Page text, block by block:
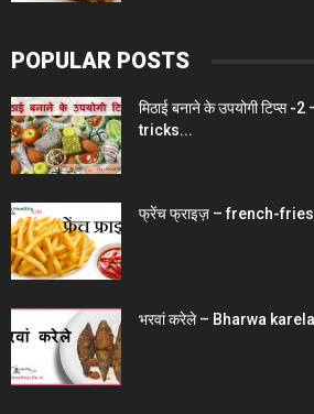
POPULAR POSTS
मिठाई बनाने के उपयोगी टिप्स
tricks...
फ्रेंच फ्राइज़ – french-fries
भरवां करेले – Bharwa